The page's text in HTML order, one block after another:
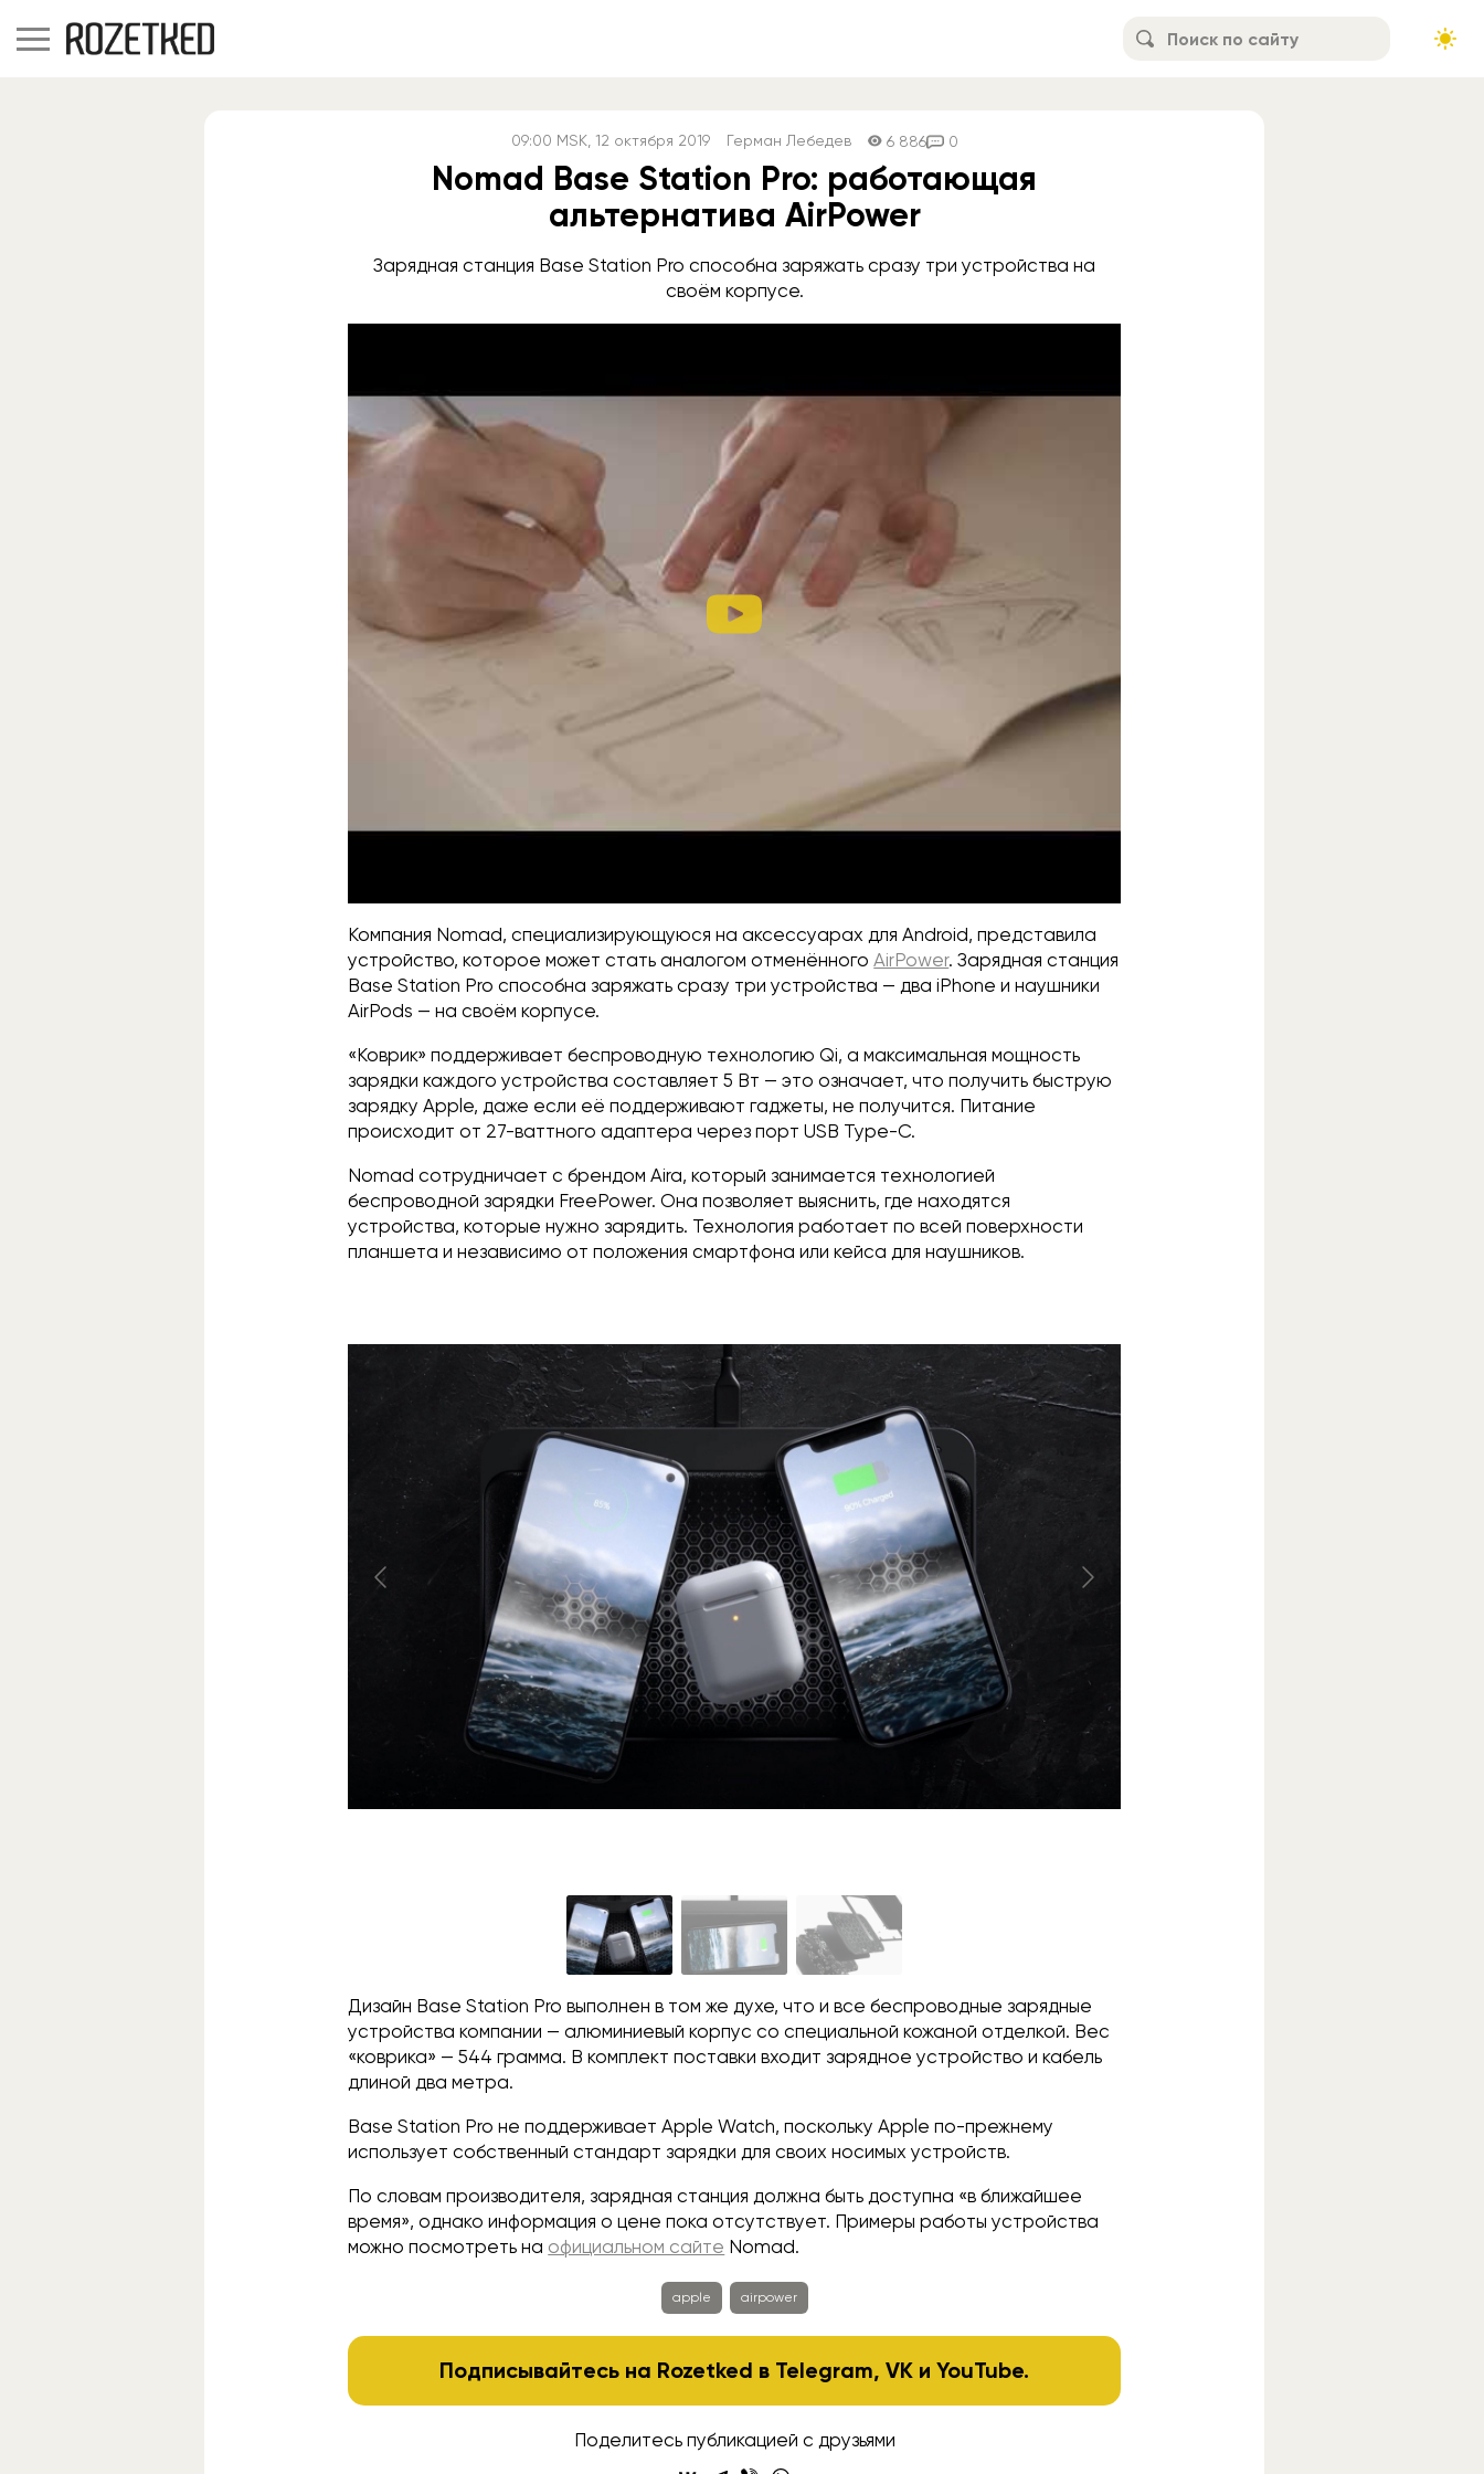
09:00 MSK, 12 октября 2019 Герман Лебедев 6 886 0
Nomad Base Station Pro: работающая
альтернатива AirPower
Зарядная станция Base Station Pro способна заряжать сразу три устройства на
своём корпусе.
Компания Nomad, специализирующуюся на аксессуарах для Android, представила
устройство, которое может стать аналогом отменённогоAirPower. Зарядная станция
Base Station Pro способна заряжать сразу три устройства — два iPhone и наушники
AirPods — на своём корпусе.
«Коврик» поддерживает беспроводную технологию Qi, а максимальная мощность
зарядки каждого устройства составляет 5 Вт — это означает, что получить быструю
зарядку Apple, даже если её поддерживают гаджеты, не получится. Питание
происходит от 27-ваттного адаптера через порт USB Type-C.
Nomad сотрудничает с брендом Aira, который занимается технологией
беспроводной зарядки FreePower. Она позволяет выяснить, где находятся
устройства, которые нужно зарядить. Технология работает по всей поверхности
планшета и независимо от положения смартфона или кейса для наушников.
Дизайн Base Station Pro выполнен в том же духе, что и все беспроводные зарядные
устройства компании — алюминиевый корпус со специальной кожаной отделкой. Вес
«коврика» — 544 грамма. В комплект поставки входит зарядное устройство и кабель
длиной два метра.
Base Station Pro не поддерживает Apple Watch, поскольку Apple по-прежнему
использует собственный стандарт зарядки для своих носимых устройств.
По словам производителя, зарядная станция должна быть доступна «в ближайшее
время», однако информация о цене пока отсутствует. Примеры работы устройства
можно посмотреть на официальном сайте Nomad.
apple airpower
Подписывайтесь на Rozetked в Telegram,VK иYouTube.
Поделитесь публикацией с друзьями